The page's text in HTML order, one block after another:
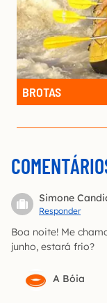
BROTAS
Simone
Responder
Boa noite! Me
junho, estará frio?
A Bóia